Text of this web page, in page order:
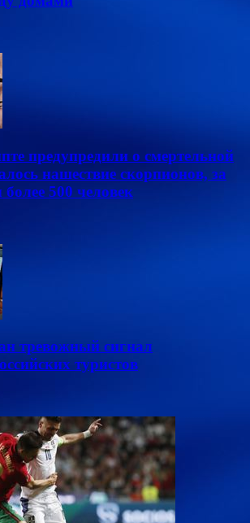
предупредили о смертельной
нашествие скорпионов, за
500 человек
тревожный сигнал
туристов